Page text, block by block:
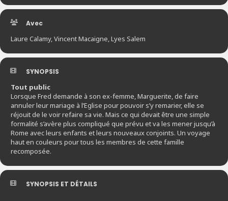
Avec
Laure Calamy, Vincent Macaigne, Lyes Salem
SYNOPSIS
Tout public
Lorsque Fred demande à son ex-femme, Marguerite, de faire
annuler leur mariage à l’Eglise pour pouvoir s’y remarier, elle se
réjouit de le voir refaire sa vie. Mais ce qui devait être une simple
formalité s’avère plus compliqué que prévu et va les mener jusqu’à
Rome avec leurs enfants et leurs nouveaux conjoints. Un voyage
haut en couleurs pour tous les membres de cette famille
recomposée.
SYNOPSIS ET DÉTAILS